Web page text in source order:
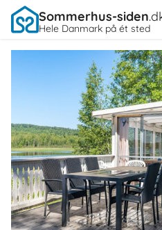
Sommerhus-siden
Hele Danmark på ét sted